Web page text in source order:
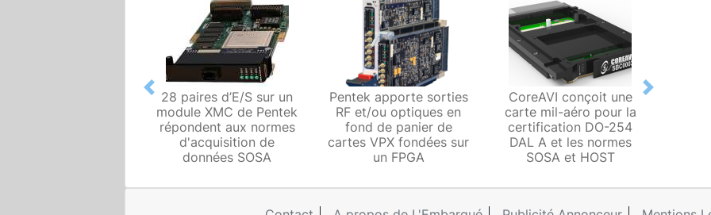
28 paires d’E/S sur un
module XMC de Pentek
répondent aux normes
d'acquisition de
données SOSA
Pentek apporte sorties
RF et/ou optiques en
fond de panier de
cartes VPX fondées sur
un FPGA
CoreAVI conçoit une
carte mil-aéro pour la
certification DO-254
DAL A et les normes
SOSA et HOST
Previous Next